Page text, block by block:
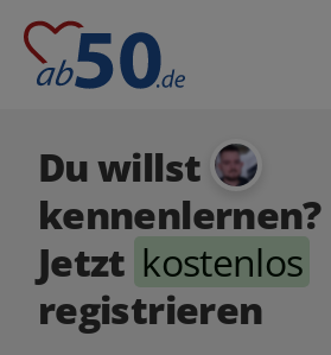
Du willst
kennenlernen?
Jetzt kostenlos
registrieren